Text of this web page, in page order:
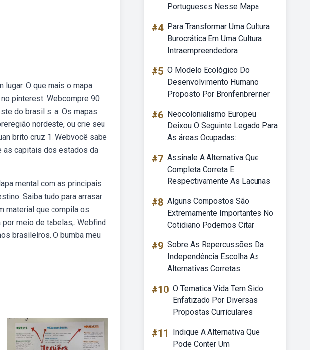
O que mais o mapa
pinterest. Webcompre 90
do brasil s. a. Os mapas
nordeste, ou crie seu
brito cruz 1. Webvocê sabe
as capitais dos estados da
mental com as principais
Saiba tudo para arrasar
material que compila os
meio de tabelas,. Webfind
brasileiros. O bumba meu
Portugueses Nesse Mapa
#4 Para Transformar Uma Cultura
Burocrática Em Uma Cultura
Intraempreendedora
#5 O Modelo Ecológico Do
Desenvolvimento Humano
Proposto Por Bronfenbrenner
#6 Neocolonialismo Europeu
Deixou O Seguinte Legado Para
As áreas Ocupadas:
#7 Assinale A Alternativa Que
Completa Correta E
Respectivamente As Lacunas
#8 Alguns Compostos São
Extremamente Importantes No
Cotidiano Podemos Citar
#9 Sobre As Repercussões Da
Independência Escolha As
Alternativas Corretas
#10 O Tematica Vida Tem Sido
Enfatizado Por Diversas
Propostas Curriculares
#11
Indique A Alternativa Que
Pode Conter Um